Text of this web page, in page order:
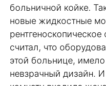
больничной койке.
новые жидкостные
считал, что
этой больнице,
невзрачный дизайн.